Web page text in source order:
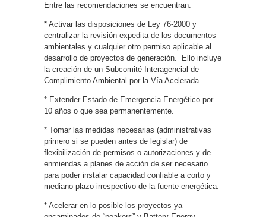
Entre las recomendaciones se encuentran:
* Activar las disposiciones de Ley 76-2000 y
centralizar la revisión expedita de los documentos
ambientales y cualquier otro permiso aplicable al
desarrollo de proyectos de generación.
Ello incluye
la creación de un Subcomité Interagencial de
Complimiento Ambiental por la Vía Acelerada.
* Extender Estado de Emergencia Energético por
10 años o que sea permanentemente.
* Tomar las medidas necesarias (administrativas
primero si se pueden antes de legislar) de
flexibilización de permisos o autorizaciones y de
enmiendas a planes de acción de ser necesario
para poder instalar capacidad confiable a corto y
mediano plazo irrespectivo de la fuente energética.
* Acelerar en lo posible los proyectos ya